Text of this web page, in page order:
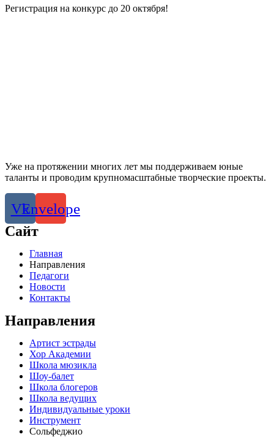
Регистрация на конкурс до 20 октября!
Уже на протяжении многих лет мы поддерживаем юные
таланты и проводим крупномасштабные творческие проекты.
VkEnvelope
Сайт
Главная
Направления
Педагоги
Новости
Контакты
Направления
Артист эстрады
Хор Академии
Школа мюзикла
Шоу-балет
Школа блогеров
Школа ведущих
Индивидуальные уроки
Инструмент
Сольфеджио